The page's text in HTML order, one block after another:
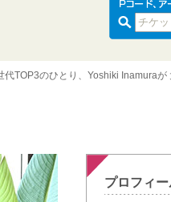
TOP3のひとり、Yoshiki Inamura
プロフィー